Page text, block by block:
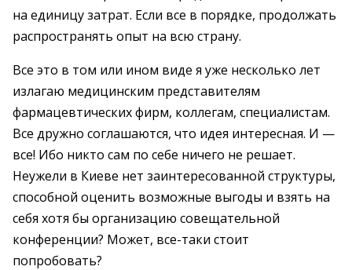
на единицу затрат. Если все в порядке, продолжать
распространять опыт на всю страну.
Все это в том или ином виде я уже несколько лет
излагаю медицинским представителям
фармацевтических фирм, коллегам, специалистам.
Все дружно соглашаются, что идея интересная. И —
все! Ибо никто сам по себе ничего не решает.
Неужели в Киеве нет заинтересованной структуры,
способной оценить возможные выгоды и взять на
себя хотя бы организацию совещательной
конференции? Может, все-таки стоит
попробовать?